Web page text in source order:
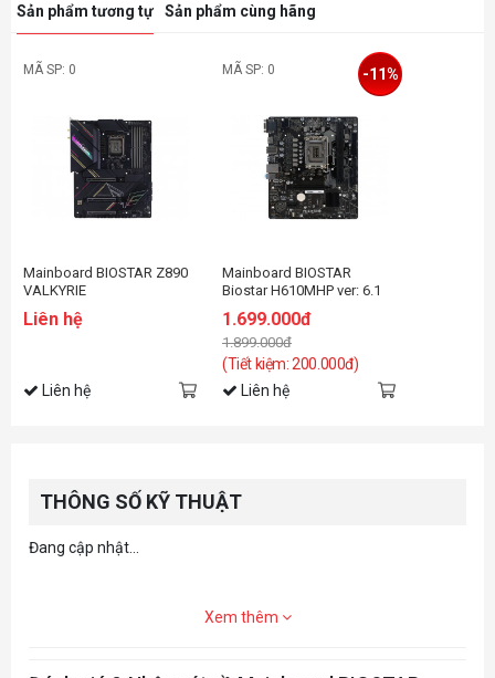
Sản phẩm tương tự Sản phẩm cùng hãng
MÃ SP: 0
Mainboard BIOSTAR Z890
VALKYRIE
Liên hệ
Liên hệ
MÃ SP: 0
Mainboard BIOSTAR
Biostar H610MHP ver: 6.1
1.699.000đ
1.899.000đ
(Tiết kiệm: 200.000đ)
-11%
Liên hệ
THÔNG SỐ KỸ THUẬT
Đang cập nhật...
Xem thêm